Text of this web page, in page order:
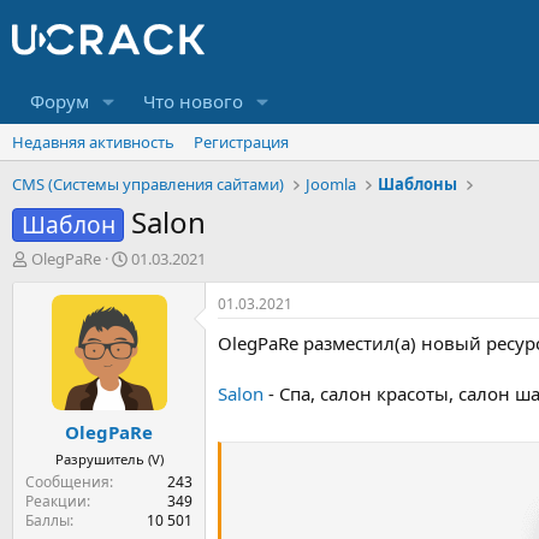
Форум Что нового
Недавняя активность
Регистрация
CMS (Системы управления сайтами)
Joomla Шаблоны
Шаблон Salon
А
OlegPaRe
Д
т
а
н
а
ч
а
л
а
01.03.2021
OlegPaRe
Разрушитель (V)
Сообщения
243
Реакции
349
Баллы
10 501
01.03.2021
OlegPaRe разместил(а) новый
Salon - Спа, салон красоты, салон